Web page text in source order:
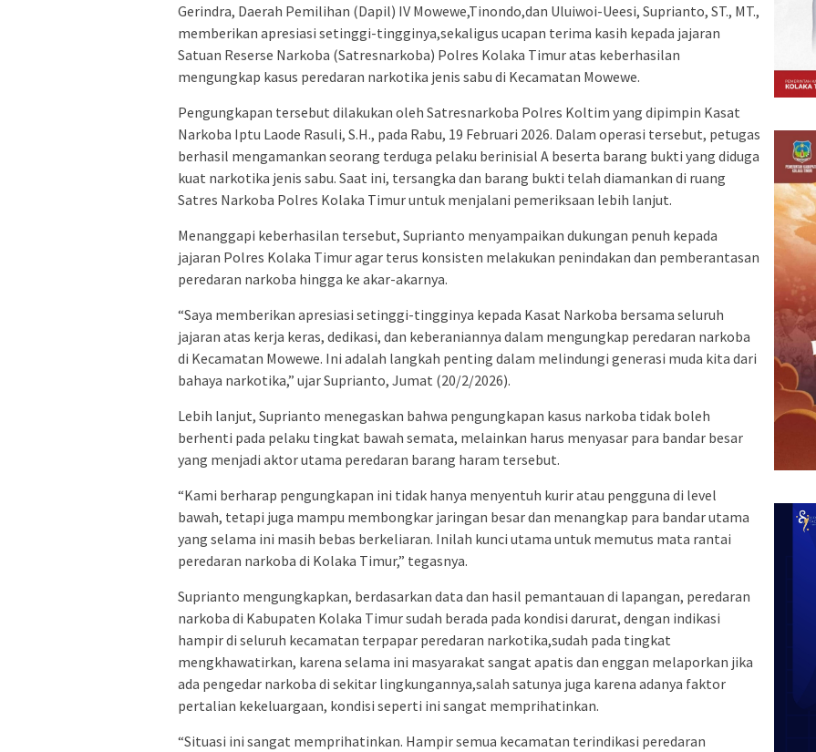
Gerindra, Daerah Pemilihan (Dapil) IV Mowewe,Tinondo,dan Uluiwoi-Ueesi, Suprianto, ST., MT.,
memberikan apresiasi setinggi-tingginya,sekaligus ucapan terima kasih kepada jajaran
Satuan Reserse Narkoba (Satresnarkoba) Polres Kolaka Timur atas keberhasilan
mengungkap kasus peredaran narkotika jenis sabu di Kecamatan Mowewe.
Pengungkapan tersebut dilakukan oleh Satresnarkoba Polres Koltim yang dipimpin Kasat
Narkoba Iptu Laode Rasuli, S.H., pada Rabu, 19 Februari 2026. Dalam operasi tersebut, petugas
berhasil mengamankan seorang terduga pelaku berinisial A beserta barang bukti yang diduga
kuat narkotika jenis sabu. Saat ini, tersangka dan barang bukti telah diamankan di ruang
Satres Narkoba Polres Kolaka Timur untuk menjalani pemeriksaan lebih lanjut.
Menanggapi keberhasilan tersebut, Suprianto menyampaikan dukungan penuh kepada
jajaran Polres Kolaka Timur agar terus konsisten melakukan penindakan dan pemberantasan
peredaran narkoba hingga ke akar-akarnya.
“Saya memberikan apresiasi setinggi-tingginya kepada Kasat Narkoba bersama seluruh
jajaran atas kerja keras, dedikasi, dan keberaniannya dalam mengungkap peredaran narkoba
di Kecamatan Mowewe. Ini adalah langkah penting dalam melindungi generasi muda kita dari
bahaya narkotika,” ujar Suprianto, Jumat (20/2/2026).
Lebih lanjut, Suprianto menegaskan bahwa pengungkapan kasus narkoba tidak boleh
berhenti pada pelaku tingkat bawah semata, melainkan harus menyasar para bandar besar
yang menjadi aktor utama peredaran barang haram tersebut.
“Kami berharap pengungkapan ini tidak hanya menyentuh kurir atau pengguna di level
bawah, tetapi juga mampu membongkar jaringan besar dan menangkap para bandar utama
yang selama ini masih bebas berkeliaran. Inilah kunci utama untuk memutus mata rantai
peredaran narkoba di Kolaka Timur,” tegasnya.
Suprianto mengungkapkan, berdasarkan data dan hasil pemantauan di lapangan, peredaran
narkoba di Kabupaten Kolaka Timur sudah berada pada kondisi darurat, dengan indikasi
hampir di seluruh kecamatan terpapar peredaran narkotika,sudah pada tingkat
mengkhawatirkan, karena selama ini masyarakat sangat apatis dan enggan melaporkan jika
ada pengedar narkoba di sekitar lingkungannya,salah satunya juga karena adanya faktor
pertalian kekeluargaan, kondisi seperti ini sangat memprihatinkan.
“Situasi ini sangat memprihatinkan. Hampir semua kecamatan terindikasi peredaran